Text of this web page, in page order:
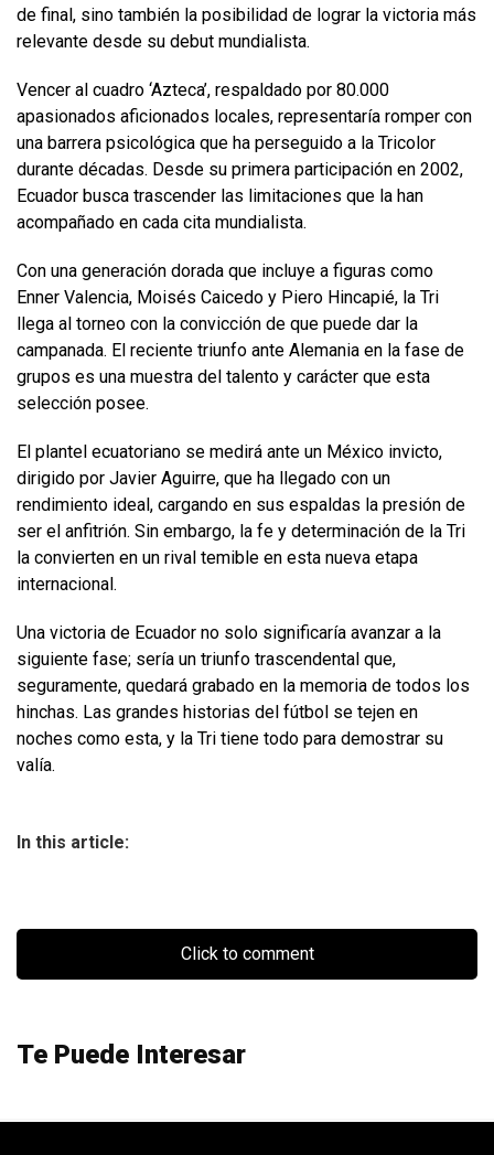
de final, sino también la posibilidad de lograr la victoria más
relevante desde su debut mundialista.
Vencer al cuadro ‘Azteca’, respaldado por 80.000
apasionados aficionados locales, representaría romper con
una barrera psicológica que ha perseguido a la Tricolor
durante décadas. Desde su primera participación en 2002,
Ecuador busca trascender las limitaciones que la han
acompañado en cada cita mundialista.
Con una generación dorada que incluye a figuras como
Enner Valencia, Moisés Caicedo y Piero Hincapié, la Tri
llega al torneo con la convicción de que puede dar la
campanada. El reciente triunfo ante Alemania en la fase de
grupos es una muestra del talento y carácter que esta
selección posee.
El plantel ecuatoriano se medirá ante un México invicto,
dirigido por Javier Aguirre, que ha llegado con un
rendimiento ideal, cargando en sus espaldas la presión de
ser el anfitrión. Sin embargo, la fe y determinación de la Tri
la convierten en un rival temible en esta nueva etapa
internacional.
Una victoria de Ecuador no solo significaría avanzar a la
siguiente fase; sería un triunfo trascendental que,
seguramente, quedará grabado en la memoria de todos los
hinchas. Las grandes historias del fútbol se tejen en
noches como esta, y la Tri tiene todo para demostrar su
valía.
In this article:
Click to comment
Te Puede Interesar